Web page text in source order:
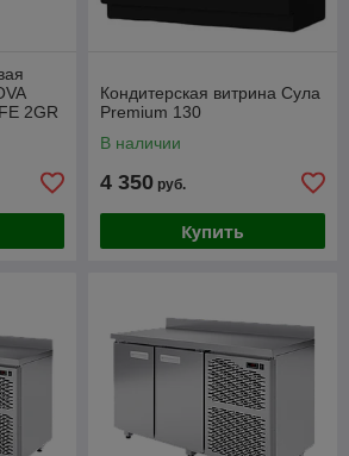
2GR
Кондитерская витрина Сула
Premium 130
В наличии
4 350 руб.
Купить